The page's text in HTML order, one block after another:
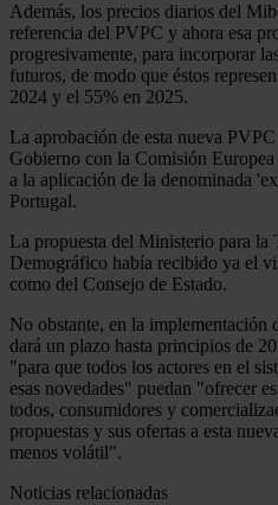
Además, los precios diarios del
referencia del PVPC y ahora esa
progresivamente, para incorporar
futuros, de modo que éstos
2024 y el 55% en 2025.
La aprobación de esta nueva
Gobierno con la Comisión
a la aplicación de la denominada
Portugal.
La propuesta del Ministerio para
Demográfico había recibido ya el
como del Consejo de Estado.
No obstante, en la implementación
dará un plazo hasta principios de
"para que todos los actores en el
esas novedades" puedan "ofrecer
todos, consumidores y
propuestas y sus ofertas a esta
menos volátil".
Noticias relacionadas